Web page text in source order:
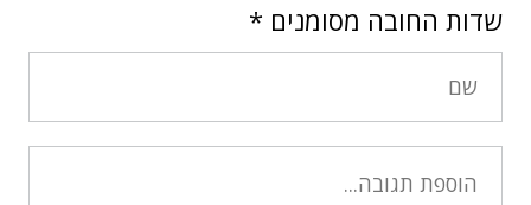
שדות החובה מסומנים *